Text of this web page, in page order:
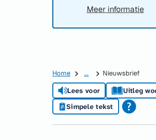
Meer informatie
Home ... Nieuwsbrief
Lees voor
Uitleg
Simpele tekst